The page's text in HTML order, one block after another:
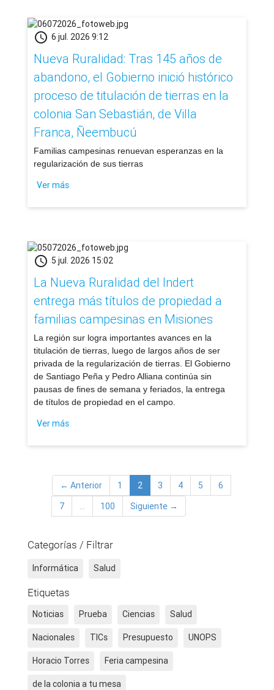
schedule 6 jul. 2026 9:12
Nueva Ruralidad: Tras 145 años de
abandono, el Gobierno inició histórico
proceso de titulación de tierras en la
colonia San Sebastián, de Villa
Franca, Ñeembucú
​Familias campesinas renuevan esperanzas en la
regularización de sus tierras
Ver más
schedule 5 jul. 2026 15:02
La Nueva Ruralidad del Indert
entrega más títulos de propiedad a
familias campesinas en Misiones
​La región sur logra importantes avances en la
titulación de tierras, luego de largos años de ser
privada de la regularización de tierras. El Gobierno
de Santiago Peña y Pedro Alliana continúa sin
pausas de fines de semana y feriados, la entrega
de títulos de propiedad en el campo.
Ver más
← Anterior 1 2 3 4 5
6
7
… 100 Siguiente →
Categorías / Filtrar
Informática Salud
Etiquetas
Noticias Prueba Ciencias Salud
Nacionales TICs Presupuesto UNOPS
Horacio Torres Feria campesina
de la colonia a tu mesa